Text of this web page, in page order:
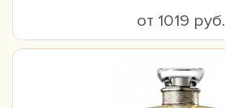
от 1019 руб.